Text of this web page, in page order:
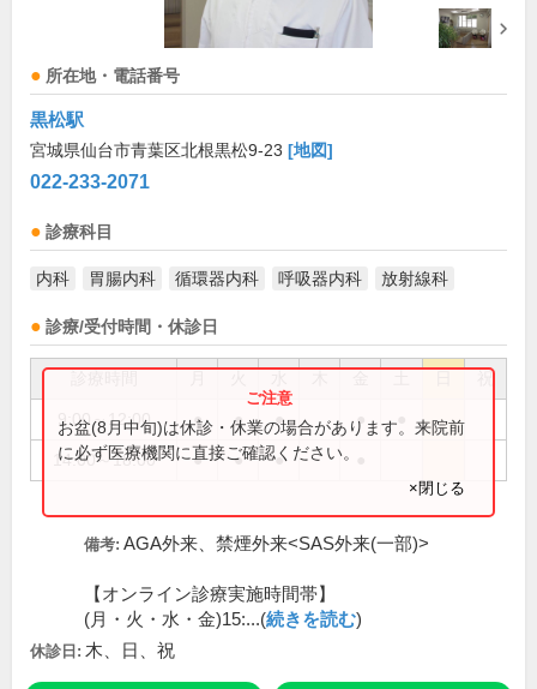
所在地・電話番号
黒松駅
宮城県仙台市青葉区北根黒松9-23 [地図]
022-233-2071
診療科目
内科 胃腸内科 循環器内科 呼吸器内科 放射線科
診療/受付時間・休診日
祝
9:00～12:00 ● ● ● ●
14:00～18:00 ● ● ●
お盆(8月中旬)は休診・休業の場合があります。来院前
に必ず医療機関に直接ご確認ください。
×閉じる
備考: AGA外来、禁煙外来<SAS外来(一部)>
【オンライン診療実施時間帯】
(月・火・水・金)15:...(続きを読む)
休診日: 木、日、祝